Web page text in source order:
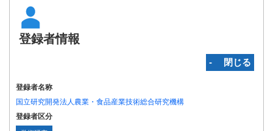
登録者情報
‐ 閉じる
登録者名称
国立研究開発法人農業・食品産業技術総合研究機構
登録者区分